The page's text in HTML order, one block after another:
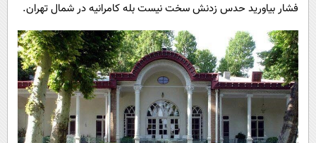
فشار بیاورید حدس زدنش سخت نیست بله کامرانیه در شمال تهران.